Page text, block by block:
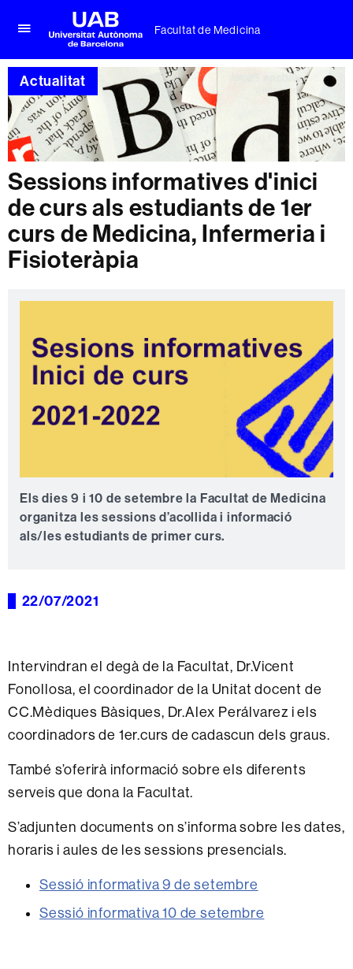
per
desplegar
el
menú
de
Facultat
de
Medicina
Universitat
Autònoma
de
Barcelona
Facultat de Medicina
Actualitat
Sessions informatives d'inici
de curs als estudiants de 1er
curs de Medicina, Infermeria i
Fisioteràpia
Els dies 9 i 10 de setembre la Facultat de Medicina
organitza les sessions d’acollida i informació
als/les estudiants de primer curs.
22/07/2021
Intervindran el degà de la Facultat, Dr.Vicent
Fonollosa, el coordinador de la Unitat docent de
CC.Mèdiques Bàsiques, Dr.Alex Perálvarez i els
coordinadors de 1er.curs de cadascun dels graus.
També s’oferirà informació sobre els diferents
serveis que dona la Facultat.
S’adjunten documents on s’informa sobre les dates,
horaris i aules de les sessions presencials.
Sessió informativa 9 de setembre
Sessió informativa 10 de setembre